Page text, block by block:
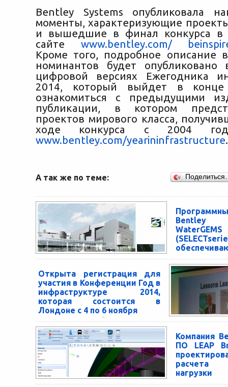
Bentley Systems опубликовала
моменты, характеризующие
и вышедшие в финал конкурса в
сайте www.bentley.com/
Кроме того, подробное описание
номинантов будет
цифровой версиях Ежегодника
2014, который выйдет в
ознакомиться с предыдущими
публикации, в котором
проектов мирового класса,
ходе конкурса с 2004
www.bentley.com/yearininfrastructure.
А так же по теме:
Bentley
повышают
системы
2014 г. –
Incorporated,
комплексных
Открыта регистрация для
участия в Конференции Год в
инфраструктуре 2014,
которая состоится в
Лондоне с 4 по 6 ноября
Для регистрации зайдите на страницу
www.bentley.com/YIIconference Экстон,
Пенсильвания, США — 7 июля 2014 г. —
Компания Bentley Systems, Incorporated,
лидер...
Компания
ПО LEAP
расчета
нагрузки
мостов